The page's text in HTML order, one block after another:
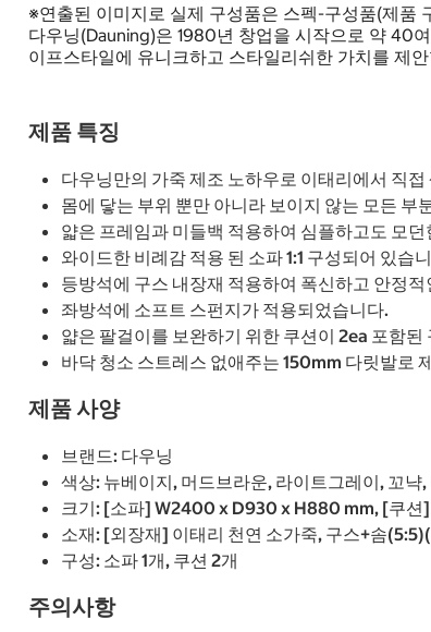
※연출된 이미지로 실제 구성품은 스펙-구성품(제품
다우닝(Dauning)은 1980년 창업을 시작으로 약 40
이프스타일에 유니크하고 스타일리쉬한 가치를 제
제품 특징
다우닝만의 가죽 제조 노하우로 이태리에서 직
몸에 닿는 부위 뿐만 아니라 보이지 않는 모든
얇은 프레임과 미들백 적용하여 심플하고도 모
와이드한 비례감 적용 된 소파 1:1 구성되어 있습
등방석에 구스 내장재 적용하여 폭신하고 안정
좌방석에 소프트 스펀지가 적용되었습니다.
얇은 팔걸이를 보완하기 위한 쿠션이 2ea 포함된
바닥 청소 스트레스 없애주는 150mm 다릿발로
제품 사양
브랜드: 다우닝
색상: 뉴베이지, 머드브라운, 라이트그레이, 꼬냑
크기: [소파] W2400 x D930 x H880 mm, [쿠
소재: [외장재] 이태리 천연 소가죽, 구스+솜
구성: 소파 1개, 쿠션 2개
주의사항